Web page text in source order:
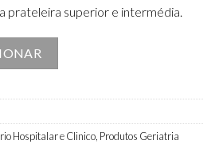
prateleira superior e intermédia.
1 Gaveta e 1 Tabuleiro, com
Hospitalar e Clinico, Produtos Geriatria